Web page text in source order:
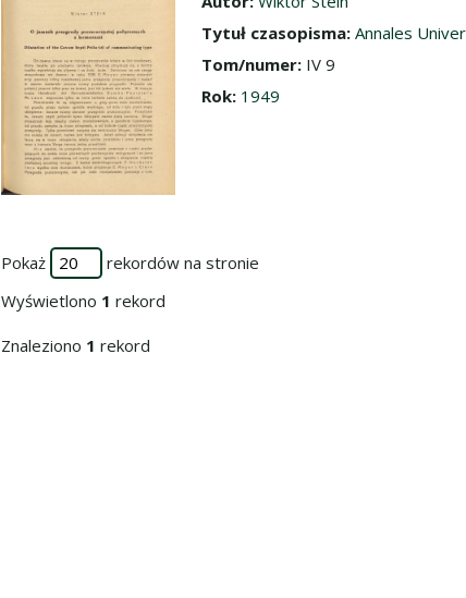
Tytuł czasopisma: Annales
Tom/numer: IV 9
Rok: 1949
Pokaż
rekordów na stronie
Wyświetlono 1 rekord
Znaleziono 1 rekord